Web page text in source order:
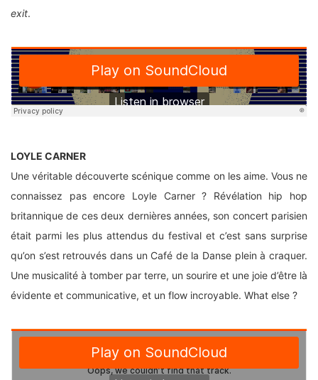
exit.
LOYLE CARNER
Une véritable découverte scénique comme on les aime. Vous ne
connaissez pas encore Loyle Carner ? Révélation hip hop
britannique de ces deux dernières années, son concert parisien
était parmi les plus attendus du festival et c’est sans surprise
qu’on s’est retrouvés dans un Café de la Danse plein à craquer.
Une musicalité à tomber par terre, un sourire et une joie d’être là
évidente et communicative, et un flow incroyable. What else ?